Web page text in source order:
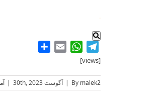
.
Telegram
WhatsApp
Email
[views]
By malek2
| آگوست 30th, 2023 |